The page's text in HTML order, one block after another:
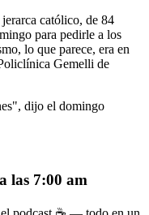
católico, de 84
para pedirle a los
lo que parece, era en
Gemelli de
dijo el domingo
las 7:00 am